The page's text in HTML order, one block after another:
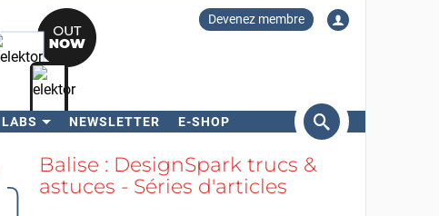
Devenez membre
LABS NEWSLETTER E-SHOP
RechercherBalise : DesignSpark trucs &
astuces - Séries d'articles